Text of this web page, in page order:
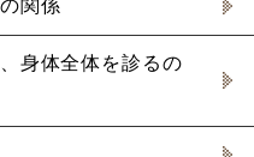
関係
身体全体を診るの